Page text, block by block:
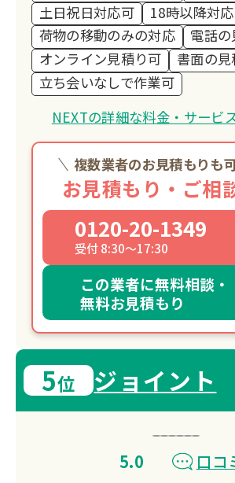
土日祝日対応可
18時以降対
荷物の移動のみの対応
電話
オンライン見積り可
書面の
立ち会いなしで作業可
NEXTの詳細な料金・サービ
複数業者のお見積もりも
お見積もり・ご相
0120-20-1349
受付 8:30～17:30
この業者に無料相談・
無料お見積もり
5位 ジョイント
5.0
口コ